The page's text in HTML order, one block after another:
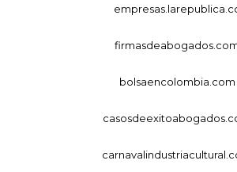
bolsaencolombia.com